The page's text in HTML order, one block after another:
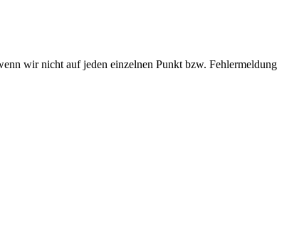
wir nicht auf jeden einzelnen Punkt bzw. Fehlermeldung